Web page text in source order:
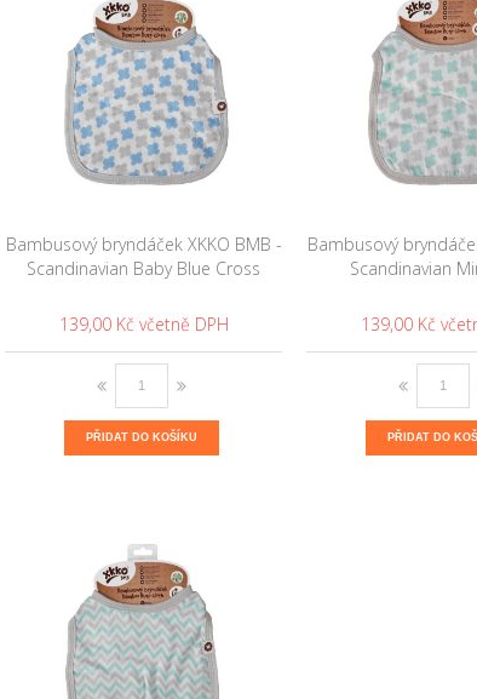
Bambusový bryndáček XKKO BMB -
Scandinavian Baby Blue Cross
139,00 Kč
PŘIDAT DO KOŠÍKU
Bambusový
Scandinavian
139,00 Kč
PŘIDAT DO